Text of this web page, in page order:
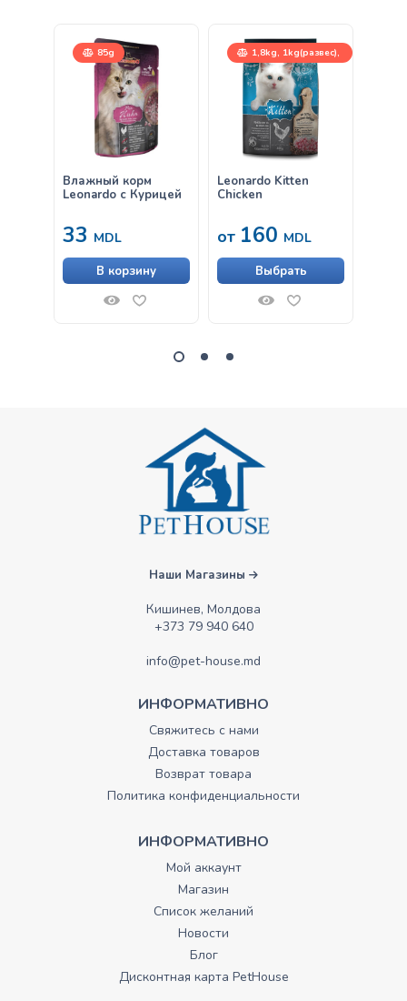
85g
Влажный корм
Leonardo с Курицей
33 MDL
В корзину
1,8kg, 1kg(развес),
7,5kg
Leonardo Kitten
Chicken
от 160 MDL
Выбрать
Наши Магазины
Кишинев, Молдова
+373 79 940 640
info@pet-house.md
ИНФОРМАТИВНО
Свяжитесь с нами
Доставка товаров
Возврат товара
Политика конфиденциальности
ИНФОРМАТИВНО
Мой аккаунт
Магазин
Список желаний
Новости
Блог
Дисконтная карта PetHouse